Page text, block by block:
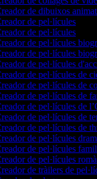
de dibuixos
de pel·lícules
de pel·lícules
de pel·lícules
de pel·lícules
de pel·lícules
de pel·lícules de
de pel·lícules de
de pel·lícules de
de pel·lícules de
de pel·lícules de
de pel·lícules de
de pel·lícules
de pel·lícules
de pel·lícules
de tràilers de